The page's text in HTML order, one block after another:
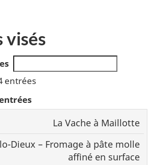
visés
entrées
Format
La Vache à Maillotte
Dieux – Fromage à pâte molle
affiné en surface